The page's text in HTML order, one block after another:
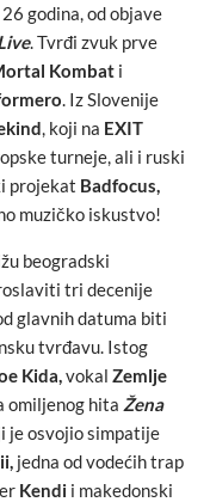
godina, od objave
. Tvrđi zvuk prve
Kombat i
. Iz Slovenije
, koji na EXIT
turneje, ali i ruski
projekat Badfocus,
muzičko iskustvo!
beogradski
tri decenije
glavnih datuma biti
tvrđavu. Istog
Kida,vokal Zemlje
omiljenog hita Žena
je osvojio simpatije
jedna od vodećih trap
Kendi i makedonski